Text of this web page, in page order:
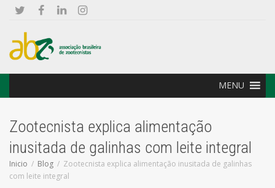
MENU
Zootecnista explica alimentação
inusitada de galinhas com leite integral
Inicio Blog
Zootecnista explica alimentação inusitada de galinhas
com leite integral